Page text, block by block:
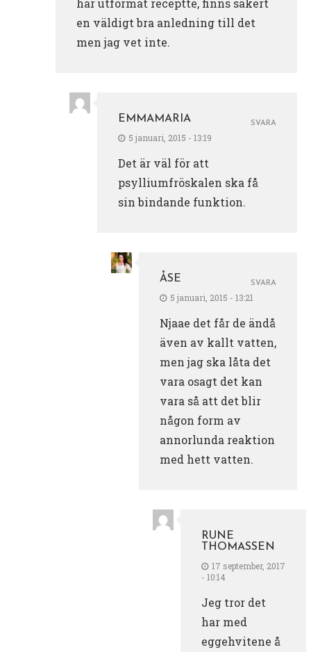
har utformat receptte, finns säkert
en väldigt bra anledning till det
men jag vet inte.
EMMAMARIA
5 januari, 2015 - 13:19
Det är väl för att
psylliumfröskalen ska få
sin bindande funktion.
SVARA
ÅSE
5 januari, 2015 - 13:21
Njaae det får de ändå
även av kallt vatten,
men jag ska låta det
vara osagt det kan
vara så att det blir
någon form av
annorlunda reaktion
med hett vatten.
SVARA
RUNE
THOMASSEN
17 september, 2017
- 10:14
Jeg tror det
har med
eggehvitene å